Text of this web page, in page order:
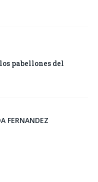
pabellones del
FERNANDEZ